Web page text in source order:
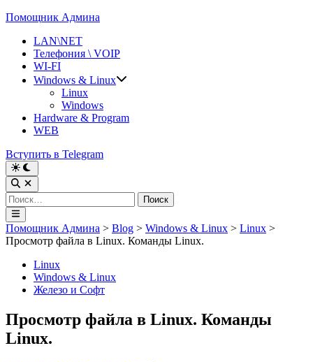
Перейти
содержимому
Помощник Админа
LAN\NET
Телефония \ VOIP
WI-FI
Windows & Linux
Linux
Windows
Hardware & Program
WEB
Вступить в Telegram
Переключить
на
тёмный
режим
Открыть
поиск
Найти:
Главное
меню
Помощник Админа > Blog > Windows & Linux > Linux >
Просмотр файла в Linux. Команды Linux.
Опубликовано
Linux
Windows & Linux
Железо и Софт
Просмотр файла в Linux. Команды
Linux.